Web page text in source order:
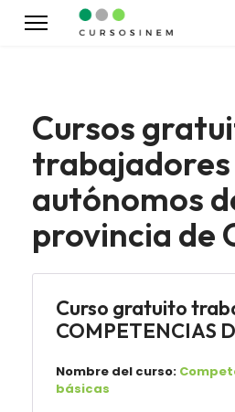
Cursos
autónomos
provincia de
Curso gratuito
COMPETENCIAS
Nombre del curso:
básicas